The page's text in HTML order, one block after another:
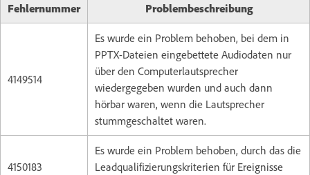
Fehlernummer Problembeschreibung
4149514
Es wurde ein Problem behoben, bei dem in
PPTX-Dateien eingebettete Audiodaten nur
über den Computerlautsprecher
wiedergegeben wurden und auch dann
hörbar waren, wenn die Lautsprecher
stummgeschaltet waren.
4150183
Es wurde ein Problem behoben, durch das die
Leadqualifizierungskriterien für Ereignisse